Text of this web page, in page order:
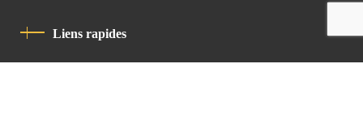
Liens rapides